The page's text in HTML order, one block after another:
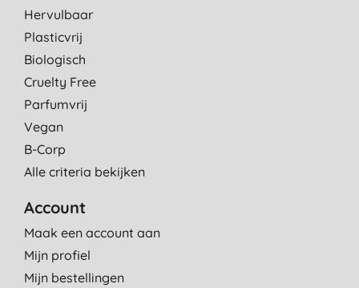
Hervulbaar
Plasticvrij
Biologisch
Cruelty Free
Parfumvrij
Vegan
B-Corp
Alle criteria bekijken
Account
Maak een account aan
Mijn profiel
Mijn bestellingen